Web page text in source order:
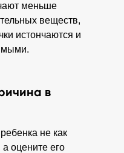
меньше
веществ,
истончаются и
в
не как
оцените его